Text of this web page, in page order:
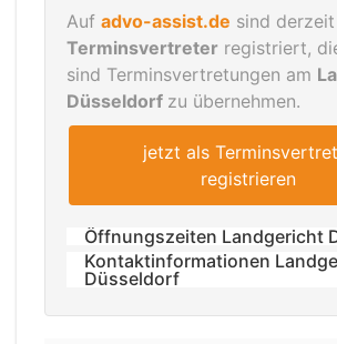
Auf advo-assist.de sind derzeit
Terminsvertreter registriert,
sind Terminsvertretungen am
Düsseldorf zu übernehmen.
jetzt als
registrieren
Öffnungszeiten Landgericht
Öffnungszeiten
Kontaktinformationen
Düsseldorf